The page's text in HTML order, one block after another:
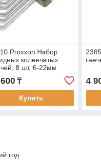
Proxxon Набор
коленчатых
8 шт, 6-22мм
₸
Купить
4
год